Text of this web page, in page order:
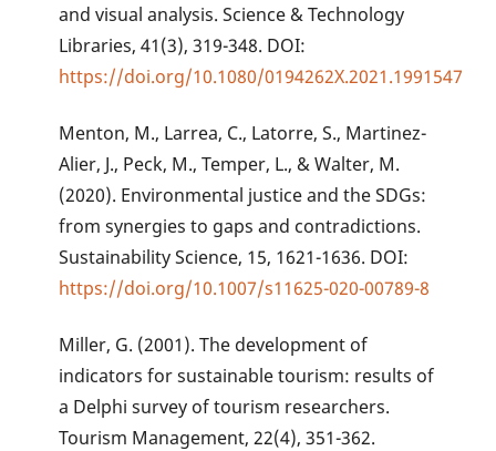
and visual analysis. Science & Technology
Libraries, 41(3), 319-348. DOI:
https://doi.org/10.1080/0194262X.2021.1991547
Menton, M., Larrea, C., Latorre, S., Martinez-
Alier, J., Peck, M., Temper, L., & Walter, M.
(2020). Environmental justice and the SDGs:
from synergies to gaps and contradictions.
Sustainability Science, 15, 1621-1636. DOI:
https://doi.org/10.1007/s11625-020-00789-8
Miller, G. (2001). The development of
indicators for sustainable tourism: results of
a Delphi survey of tourism researchers.
Tourism Management, 22(4), 351-362.